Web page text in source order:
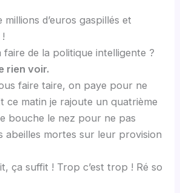
millions d’euros gaspillés et
faire de la politique intelligente ?
rien voir.
faire taire, on paye pour ne
ce matin je rajoute un quatrième
bouche le nez pour ne pas
abeilles mortes sur leur provision
ça suffit ! Trop c’est trop ! Ré so